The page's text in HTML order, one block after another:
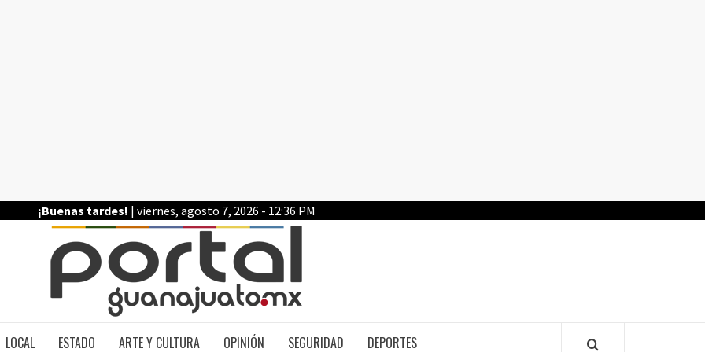
¡Buenas tardes! | viernes, agosto 7, 2026 - 12:36 PM
LOCAL ESTADO ARTE Y CULTURA OPINIÓN SEGURIDAD DEPORTES